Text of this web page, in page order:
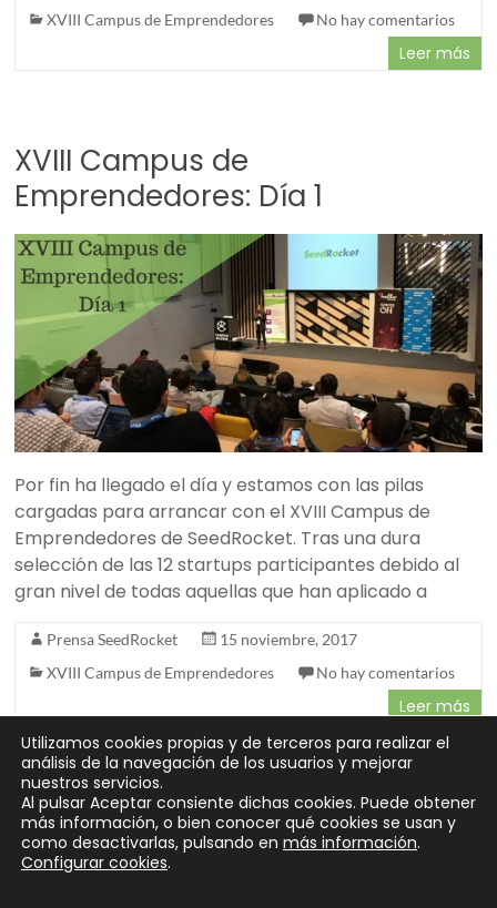
XVIII Campus de Emprendedores
No hay comentarios
Leer más
XVIII Campus de
Emprendedores: Día 1
Por fin ha llegado el día y estamos con las pilas
cargadas para arrancar con el XVIII Campus de
Emprendedores de SeedRocket. Tras una dura
selección de las 12 startups participantes debido al
gran nivel de todas aquellas que han aplicado a
Prensa SeedRocket
15 noviembre, 2017
XVIII Campus de Emprendedores
No hay comentarios
Leer más
« Anterior
Utilizamos cookies propias y de terceros para realizar el
análisis de la navegación de los usuarios y mejorar
nuestros servicios.
Al pulsar Aceptar consiente dichas cookies. Puede obtener
más información, o bien conocer qué cookies se usan y
como desactivarlas, pulsando en más información.
Configurar cookies.